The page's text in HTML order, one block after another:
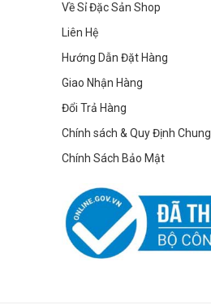
Về Sỉ Đặc Sản Shop
Liên Hệ
Hướng Dẫn Đặt Hàng
Giao Nhận Hàng
Đổi Trả Hàng
Chính sách & Quy Định Chung
Chính Sách Bảo Mật